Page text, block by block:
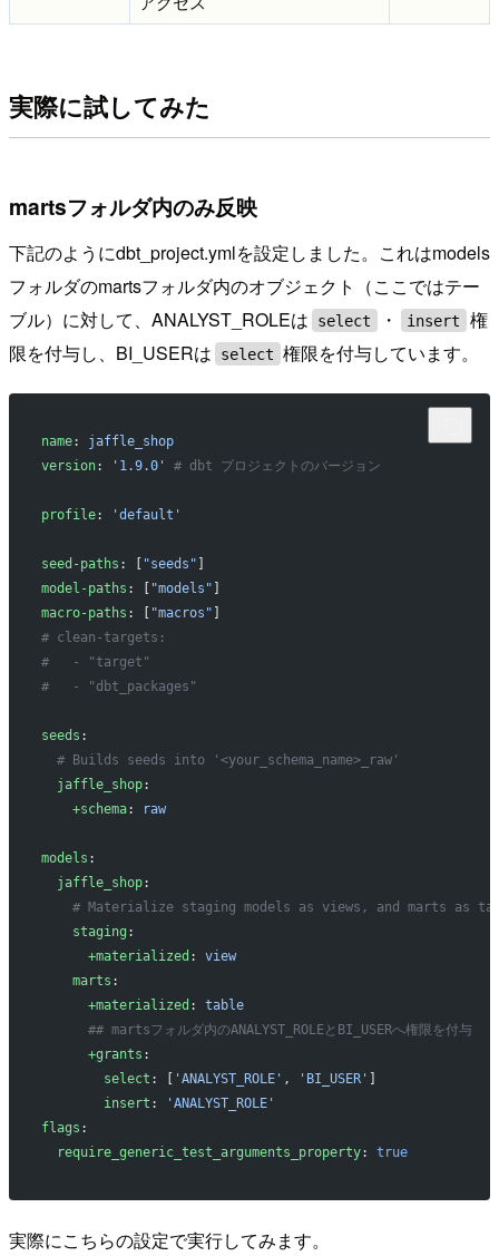
実際に試してみた
martsフォルダ内のみ反映
下記のようにdbt_project.ymlを設定しました。これはmodels
フォルダのmartsフォルダ内のオブジェクト（ここではテー
ブル）に対して、ANALYST_ROLEは
select ・ insert
権
限を付与し、BI_USERは
select 権限を付与しています。
name: jaffle_shop
version: '1.9.0' # dbt プロジェクトのバージョン
profile: 'default'
seed-paths : [ "seeds"
model-paths : [ "models"
macro-paths : [ "macros"
# clean-targets:
#   - "target"
#   - "dbt_packages"
seeds :
  # Builds seeds into '<your_schema_name>_raw'
  jaffle_shop
:
    +schema
: raw
models :
  jaffle_shop
:
# Materialize staging models as views, and marts as
    staging
:
      +materialized
: view
    marts
:
      +materialized
: table
      ## martsフォルダ内のANALYST_ROLEとBI_USERへ権限を付与
      +grants
:
        select
: [ 'ANALYST_ROLE' , 'BI_USER'
        insert
:
'ANALYST_ROLE'
flags :
  require_generic_test_arguments_property
: true
実際にこちらの設定で実行してみます。